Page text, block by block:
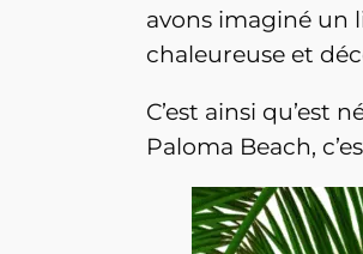
avons imaginé un
chaleureuse et
C’est ainsi qu’est
Paloma Beach,